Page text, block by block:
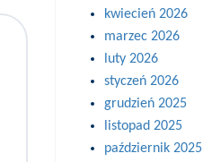
kwiecień 2026
marzec 2026
luty 2026
styczeń 2026
grudzień 2025
listopad 2025
październik 2025